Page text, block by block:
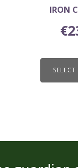
IRON
€